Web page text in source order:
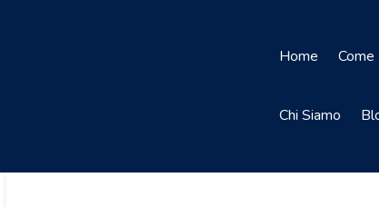
Home Come
Chi Siamo